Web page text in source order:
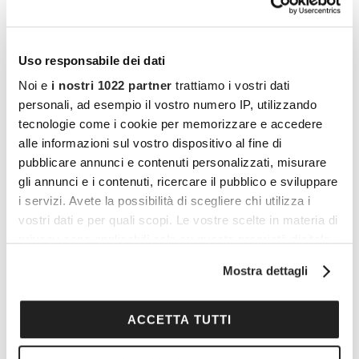
Uso responsabile dei dati
Noi e i nostri 1022 partner trattiamo i vostri dati
personali, ad esempio il vostro numero IP, utilizzando
tecnologie come i cookie per memorizzare e accedere
alle informazioni sul vostro dispositivo al fine di
pubblicare annunci e contenuti personalizzati, misurare
gli annunci e i contenuti, ricercare il pubblico e sviluppare
i servizi. Avete la possibilità di scegliere chi utilizza i
vostri dati e per quali scopi. Le vostre scelte in materia di
modificare o revocare il proprio consenso in qualsiasi
sull'icona di attivazione della privacy.
Mostra dettagli
ACCETTA TUTTI
I vantaggi di essere un
Cocooners